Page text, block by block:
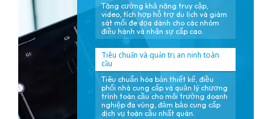
Tăng cường khả năng truy cập,
video, tích hợp hỗ trợ du lịch và giám
sát mối đe dọa dành cho các nhóm
điều hành và nhân sự cấp cao.
Tiêu chuẩn và quản trị an ninh toàn
cầu
Tiêu chuẩn hóa bản thiết kế, điều
phối nhà cung cấp và quản lý chương
trình toàn cầu cho môi trường doanh
nghiệp đa vùng, đảm bảo cung cấp
dịch vụ toàn cầu nhất quán.